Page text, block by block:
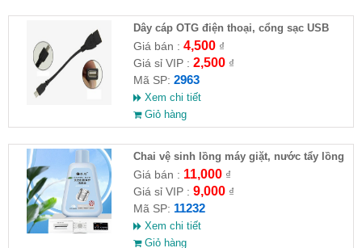
Dây cáp OTG điện thoại, cổng sạc USB
Giá bán : 4,500₫
Giá sỉ VIP : 2,500₫
Mã SP: 2963
Xem chi tiết
Giỏ hàng
Chai vệ sinh lồng máy giặt, nước tẩy lồng
máy giặt CLEANING FLUID
Giá bán : 11,000₫
Giá sỉ VIP : 9,000₫
Mã SP: 11232
Xem chi tiết
Giỏ hàng